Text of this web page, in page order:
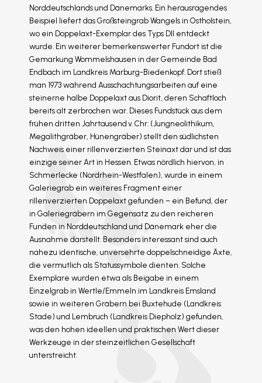
Norddeutschlands und Dänemarks. Ein herausragendes
Beispiel liefert das Großsteingrab Wangels in Ostholstein,
wo ein Doppelaxt-Exemplar des Typs DII entdeckt
wurde. Ein weiterer bemerkenswerter Fundort ist die
Gemarkung Wommelshausen in der Gemeinde Bad
Endbach im Landkreis Marburg-Biedenkopf. Dort stieß
man 1973 während Ausschachtungsarbeiten auf eine
steinerne halbe Doppelaxt aus Diorit, deren Schaftloch
bereits alt zerbrochen war. Dieses Fundstück aus dem
frühen dritten Jahrtausend v. Chr. (Jungneolithikum,
Megalithgräber, Hünengräber) stellt den südlichsten
Nachweis einer rillenverzierten Steinaxt dar und ist das
einzige seiner Art in Hessen. Etwas nördlich hiervon, in
Schmerlecke (Nordrhein-Westfalen), wurde in einem
Galeriegrab ein weiteres Fragment einer
rillenverzierten Doppelaxt gefunden – ein Befund, der
in Galeriegräbern im Gegensatz zu den reicheren
Funden in Norddeutschland und Dänemark eher die
Ausnahme darstellt. Besonders interessant sind auch
nahezu identische, unversehrte doppelschneidige Äxte,
die vermutlich als Statussymbole dienten. Solche
Exemplare wurden etwa als Beigabe in einem
Einzelgrab in Wertle/Emmeln im Landkreis Emsland
sowie in weiteren Gräbern bei Buxtehude (Landkreis
Stade) und Lembruch (Landkreis Diepholz) gefunden,
was den hohen ideellen und praktischen Wert dieser
Werkzeuge in der steinzeitlichen Gesellschaft
unterstreicht.